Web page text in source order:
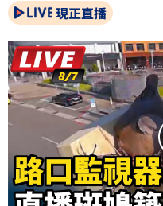
現正直播